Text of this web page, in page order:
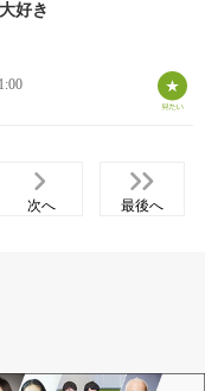
好き
次へ 最後へ